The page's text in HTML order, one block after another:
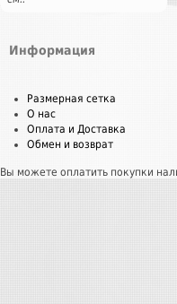
Информация
Размерная сетка
О нас
Оплата и Доставка
Обмен и возврат
Вы можете оплатить покупки